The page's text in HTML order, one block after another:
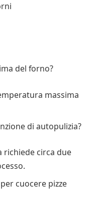
del forno?
massima
di autopulizia?
richiede circa due
cuocere pizze